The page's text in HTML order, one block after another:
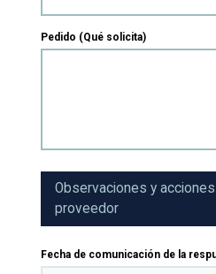
Pedido (Qué solicita)
Observaciones y
proveedor
Fecha de comunicación de la